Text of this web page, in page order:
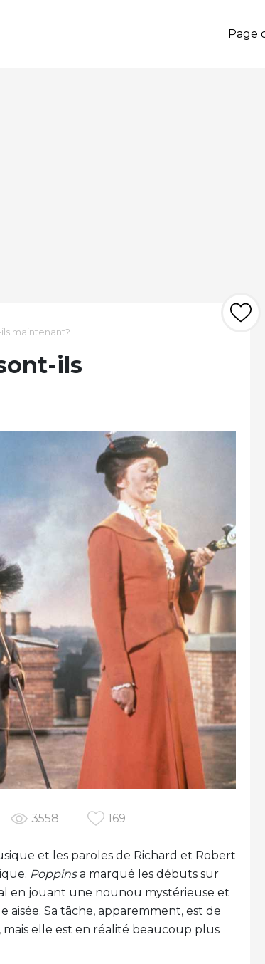
Page
maintenant?
ils
3558 169
et les paroles de Richard et Robert
Poppinsa marqué les débuts sur
en jouant une nounou mystérieuse et
Sa tâche, apparemment, est de
mais elle est en réalité beaucoup plus